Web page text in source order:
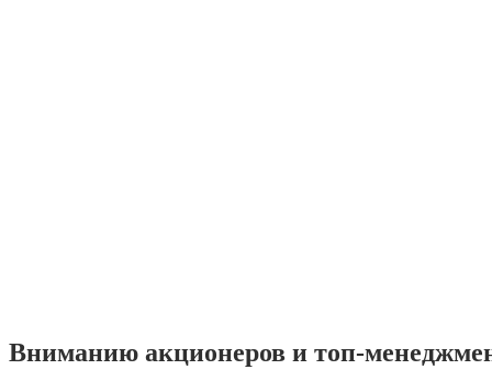
Вниманию акционеров и топ-